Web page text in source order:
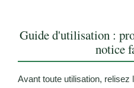
Guide d'utilisation :
notice
Avant toute utilisation, relisez